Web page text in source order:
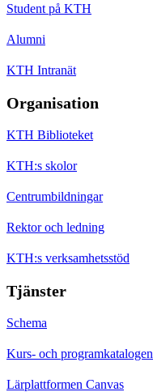
Student på KTH
Alumni
KTH Intranät
Organisation
KTH Biblioteket
KTH:s skolor
Centrumbildningar
Rektor och ledning
KTH:s verksamhetsstöd
Tjänster
Schema
Kurs- och programkatalogen
Lärplattformen Canvas